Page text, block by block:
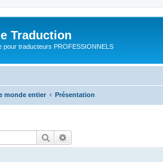
Traduction
pour traducteurs PROFESSIONNELS
monde entier Présentation
Rechercher